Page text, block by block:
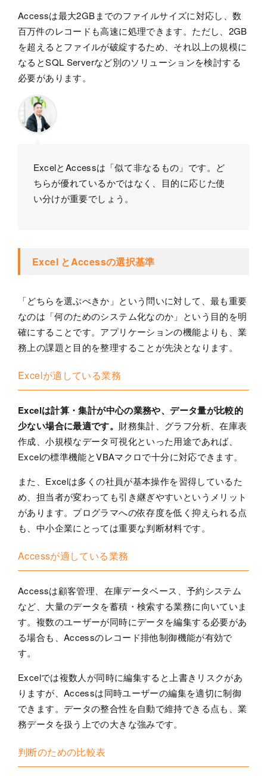
Accessは最大2GBまでのファイルサイズに対応し、数
百万件のレコードも高速に処理できます。ただし、2GB
を超えるとファイルが破綻するため、それ以上の規模に
なるとSQL Serverなど別のソリューションを検討する
必要があります。
ExcelとAccessは「似て非なるもの」です。ど
ちらが優れているかではなく、目的に応じた使
い分けが重要でしょう。
Excel とAccessの選択基準
「どちらを選ぶべきか」という問いに対して、最も重要
なのは「何のためのシステム化なのか」という目的を明
確にすることです。アプリケーションの機能よりも、業
務上の課題と目的を整理することが先決となります。
Excelが適している業務
Excelは計算・集計が中心の業務や、データ量が比較的
少ない場合に最適です。 財務集計、グラフ分析、在庫表
作成、小規模なデータ可視化といった用途であれば、
Excelの標準機能とVBAマクロで十分に対応できます。
また、Excelは多くの社員が基本操作を習得しているた
め、担当者が変わっても引き継ぎやすいというメリット
があります。プログラマへの依存度を低く抑えられる点
も、中小企業にとっては重要な判断材料です。
Accessが適している業務
Accessは顧客管理、在庫データベース、予約システム
など、大量のデータを蓄積・検索する業務に向いていま
す。複数のユーザーが同時にデータを編集する必要があ
る場合も、Accessのレコード排他制御機能が有効で
す。
Excelでは複数人が同時に編集すると上書きリスクがあ
りますが、Accessは同時ユーザーの編集を適切に制御
できます。データの整合性を自動で維持できる点も、業
務データを扱う上での大きな強みです。
判断のための比較表